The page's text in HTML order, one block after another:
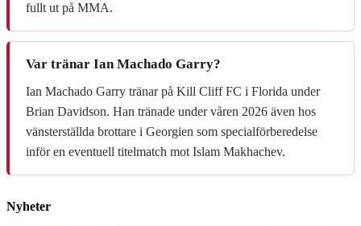
fullt ut på MMA.
Var tränar Ian Machado Garry?
Ian Machado Garry tränar på Kill Cliff FC i Florida under
Brian Davidson. Han tränade under våren 2026 även hos
vänsterställda brottare i Georgien som specialförberedelse
inför en eventuell titelmatch mot Islam Makhachev.
Nyheter